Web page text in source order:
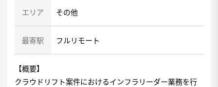
エリア その他
最寄駅 フルリモート
【概要】
クラウドリフト案件におけるインフラリーダー業務を行